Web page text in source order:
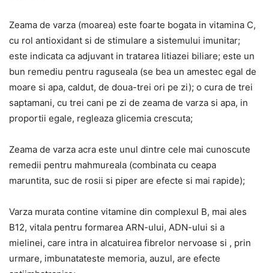
Zeama de varza (moarea) este foarte bogata in vitamina C,
cu rol antioxidant si de stimulare a sistemului imunitar;
este indicata ca adjuvant in tratarea litiazei biliare; este un
bun remediu pentru raguseala (se bea un amestec egal de
moare si apa, caldut, de doua-trei ori pe zi); o cura de trei
saptamani, cu trei cani pe zi de zeama de varza si apa, in
proportii egale, regleaza glicemia crescuta;
Zeama de varza acra este unul dintre cele mai cunoscute
remedii pentru mahmureala (combinata cu ceapa
maruntita, suc de rosii si piper are efecte si mai rapide);
Varza murata contine vitamine din complexul B, mai ales
B12, vitala pentru formarea ARN-ului, ADN-ului si a
mielinei, care intra in alcatuirea fibrelor nervoase si , prin
urmare, imbunatateste memoria, auzul, are efecte